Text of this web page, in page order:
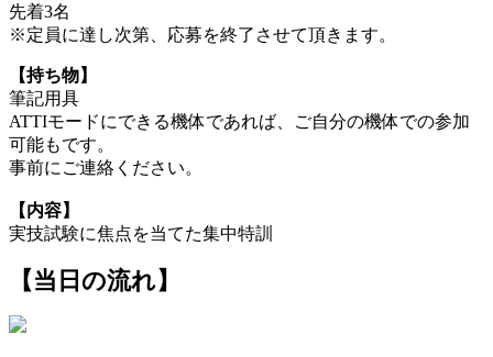
先着3名
※定員に達し次第、応募を終了させて頂きます。
【持ち物】
筆記用具
ATTIモードにできる機体であれば、ご自分の機体での参加
可能もです。
事前にご連絡ください。
【内容】
実技試験に焦点を当てた集中特訓
【当日の流れ】